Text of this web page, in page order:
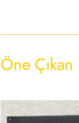
Öne